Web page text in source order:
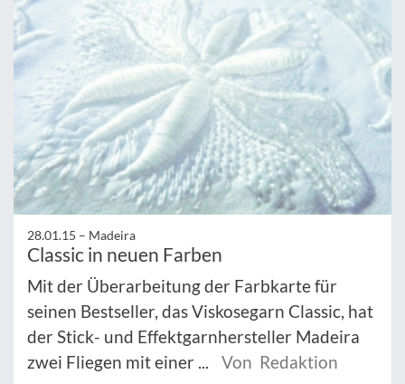
28.01.15 – Madeira
Classic in neuen Farben
Mit der Überarbeitung der Farbkarte für
seinen Bestseller, das Viskosegarn Classic, hat
der Stick- und Effektgarnhersteller Madeira
zwei Fliegen mit einer ...
Von Redaktion